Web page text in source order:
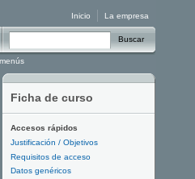
Ficha de curso
Accesos rápidos
Justificación / Objetivos
Requisitos de acceso
Datos genéricos
La empresa
Inicio
Buscar